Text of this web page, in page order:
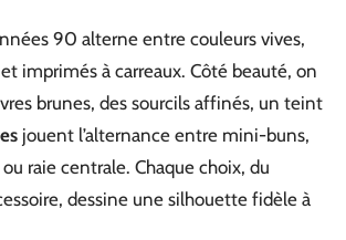
90 alterne entre couleurs vives,
imprimés à carreaux. Côté beauté, on
brunes, des sourcils affinés, un teint
jouent l’alternance entre mini-buns,
raie centrale. Chaque choix, du
dessine une silhouette fidèle à